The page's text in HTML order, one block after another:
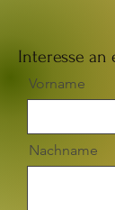
Interesse an
Vorname
Nachname